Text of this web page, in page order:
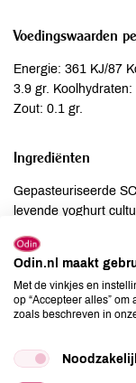
Voedingswaarden
Energie: 361 KJ/87
3.9 gr.
Zout: 0.1 gr.
Ingrediënten
Gepasteuriseerde
levende yoghurt
Allergenen
Aardnoten
Ei
Lactose
Odin.nl maakt
Met de vinkjes en
op “Accepteer alles”
zoals beschreven in